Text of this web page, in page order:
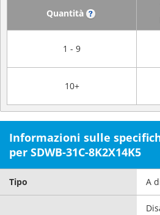
Quantità
1 - 9
10+
Informazioni sulle
per SDWB-31C-8K2X14K5
Tipo A